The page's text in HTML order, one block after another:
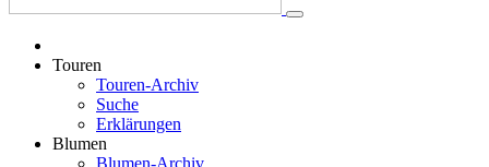
Touren
Touren-Archiv
Suche
Erklärungen
Blumen
Blumen-Archiv